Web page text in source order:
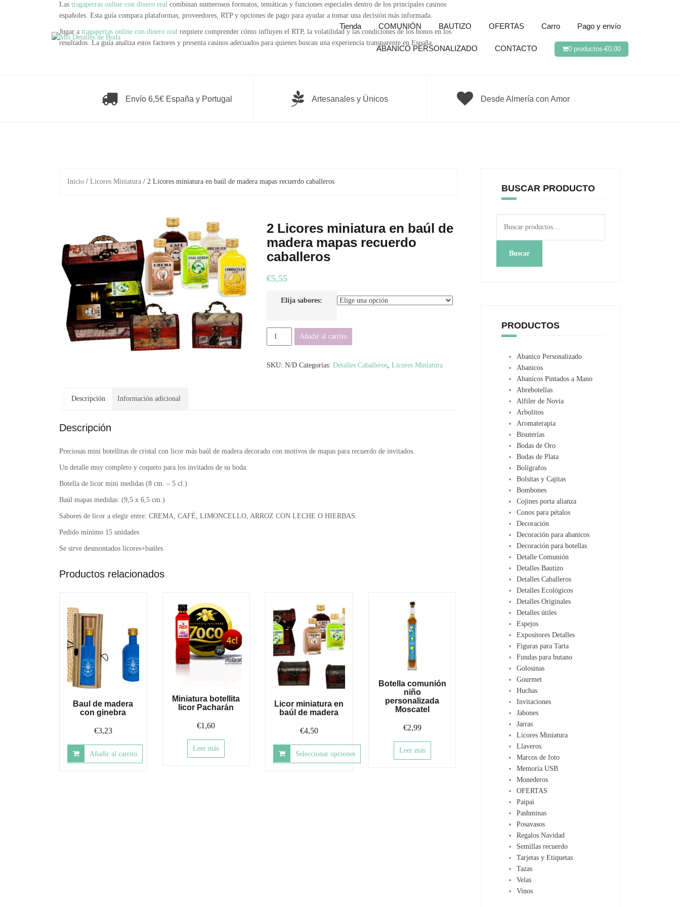
Tienda COMUNIÓN BAUTIZO OFERTAS Carro Pago y envío
ABANICO PERSONALIZADO CONTACTO 0 productos-€0,00
Envío 6,5€ España y Portugal Artesanales y Únicos Desde Almería con Amor
Inicio / Licores Miniatura / 2 Licores miniatura en baúl de madera mapas recuerdo caballeros
2 Licores miniatura en baúl de
madera mapas recuerdo
caballeros
€5,55
Elija sabores:
Licores
en
Añadir al carrito
SKU: N/D Categorías: Detalles Caballeros, Licores Miniatura
Descripción Información adicional
Descripción
Las tragaperras online con dinero real combinan numerosos formatos, temáticas y funciones especiales dentro de los principales casinos
españoles. Esta guía compara plataformas, proveedores, RTP y opciones de pago para ayudar a tomar una decisión más informada.
Jugar a tragaperras online con dinero real requiere comprender cómo influyen el RTP, la volatilidad y las condiciones de los bonos en los
resultados. La guía analiza estos factores y presenta casinos adecuados para quienes buscan una experiencia transparente en España.
Preciosas mini botellitas de cristal con licor más baúl de madera decorado con motivos de mapas para recuerdo de invitados.
Un detalle muy completo y coqueto para los invitados de su boda.
Botella de licor mini medidas (8 cm. – 5 cl.)
Baúl mapas medidas: (9,5 x 6,5 cm.)
Sabores de licor a elegir entre: CREMA, CAFÉ, LIMONCELLO, ARROZ CON LECHE O HIERBAS.
Pedido mínimo 15 unidades
Se sirve desmontados licores+baúles
Productos relacionados
Baul de madera
con ginebra
€3,23
Añadir al carrito
Miniatura botellita
licor Pacharán
€1,60
Leer más
Licor miniatura en
baúl de madera
€4,50
Seleccionar opciones
Botella comunión
niño
personalizada
Moscatel
€2,99
Leer más
BUSCAR PRODUCTO
por:
Buscar
PRODUCTOS
Abanico Personalizado
Abanicos
Abanicos Pintados a Mano
Abrebotellas
Alfiler de Novia
Arbolitos
Aromaterapia
Bisuterías
Bodas de Oro
Bodas de Plata
Bolígrafos
Bolsitas y Cajitas
Bombones
Cojines porta alianza
Conos para pétalos
Decoración
Decoración para abanicos
Decoración para botellas
Detalle Comunión
Detalles Bautizo
Detalles Caballeros
Detalles Ecológicos
Detalles Originales
Detalles útiles
Espejos
Expositores Detalles
Figuras para Tarta
Fundas para butano
Golosinas
Gourmet
Huchas
Invitaciones
Jabones
Jarras
Licores Miniatura
Llaveros
Marcos de foto
Memoria USB
Monederos
OFERTAS
Paipai
Pashminas
Posavasos
Regalos Navidad
Semillas recuerdo
Tarjetas y Etiquetas
Tazas
Velas
Vinos